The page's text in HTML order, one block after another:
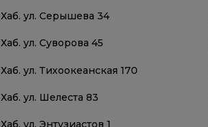
Хаб. ул. Серышева 34
Хаб. ул. Суворова 45
Хаб. ул. Тихоокеанская 170
Хаб. ул. Шелеста 83
Хаб. ул. Энтузиастов 1